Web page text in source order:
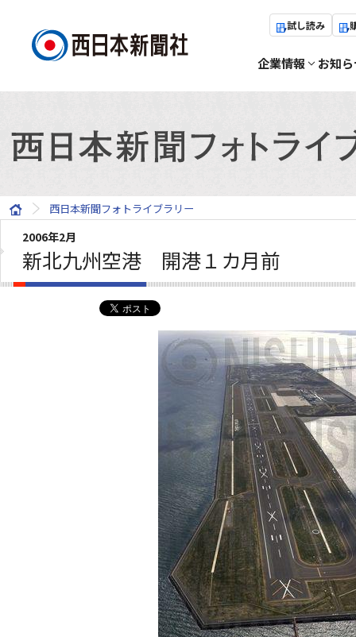
試し読み
企業情報 お知
西日本新聞フォトライブラリー
2006年2月
新北九州空港 開港１カ月前